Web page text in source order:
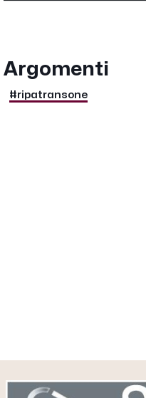
Argomenti
#ripatransone